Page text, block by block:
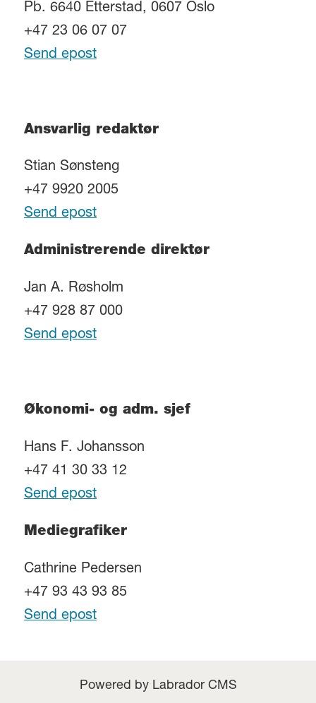
Pb. 6640 Etterstad, 0607 Oslo
+47 23 06 07 07
Send epost
Ansvarlig redaktør
Stian Sønsteng
+47 9920 2005
Send epost
Administrerende direktør
Jan A. Røsholm
+47 928 87 000
Send epost
Økonomi- og adm. sjef
Hans F. Johansson
+47 41 30 33 12
Send epost
Mediegrafiker
Cathrine Pedersen
+47 93 43 93 85
Send epost
Powered by Labrador CMS